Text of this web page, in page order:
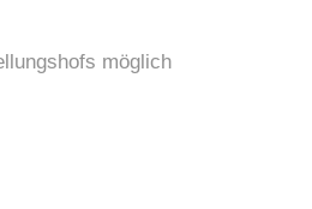
möglich